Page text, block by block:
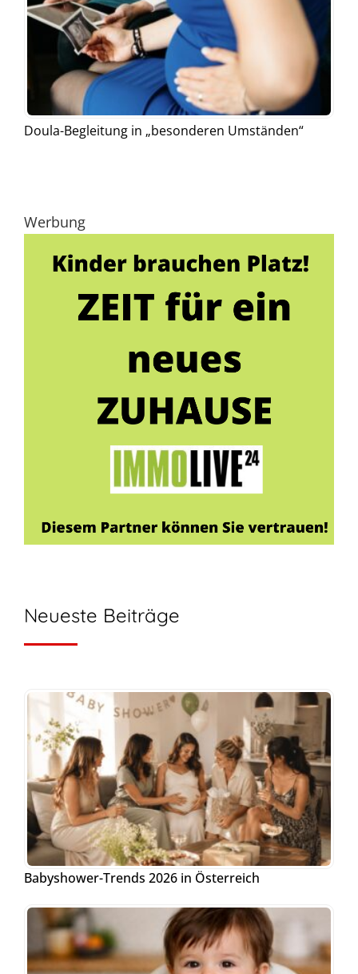
Doula-Begleitung in „besonderen Umständen“
Werbung
Neueste Beiträge
Babyshower-Trends 2026 in Österreich